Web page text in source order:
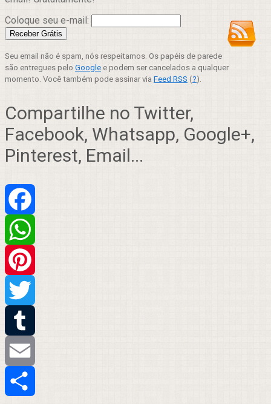
Coloque seu e-mail:
Seu email não é spam, nós respeitamos. Os papéis de parede
são entregues pelo Google e podem ser cancelados a qualquer
momento. Você também pode assinar via Feed RSS (?).
Compartilhe no Twitter,
Facebook, Whatsapp, Google+,
Pinterest, Email...
Facebook
WhatsApp
Pinterest
Twitter
Tumblr
Email